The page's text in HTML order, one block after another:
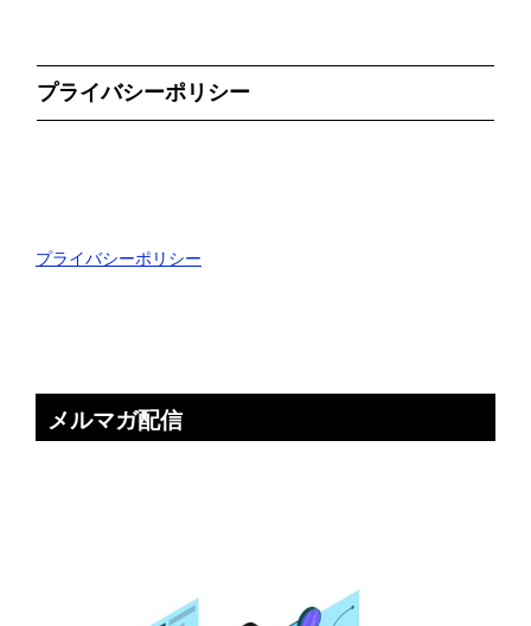
プライバシーポリシー
プライバシーポリシー
メルマガ配信